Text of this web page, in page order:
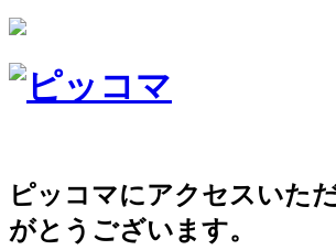
ピッコマにアクセスいた
がとうございます。